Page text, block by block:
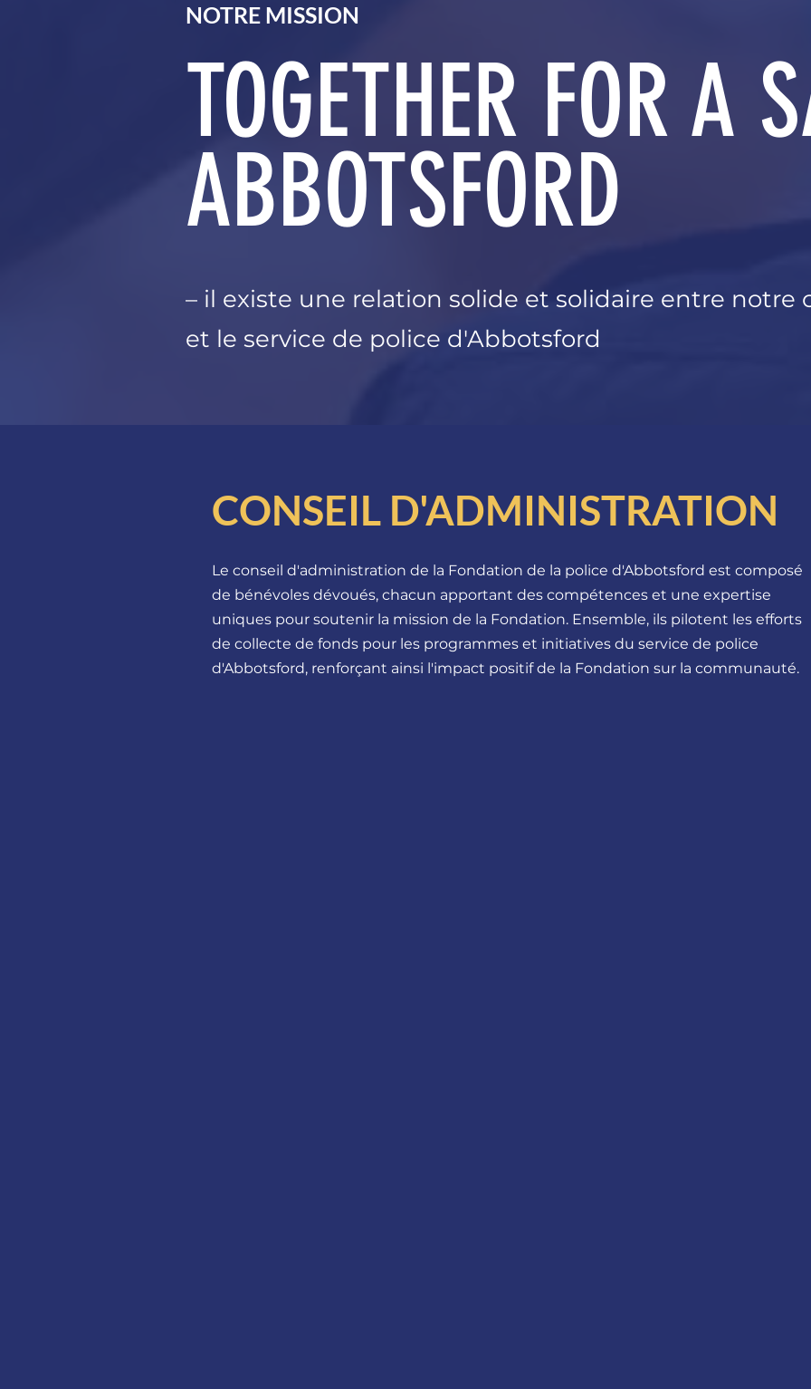
NOTRE MISSION
TOGETHER FOR A
ABBOTSFORD
– il existe une relation solide et solidaire entre
et le service de police d'Abbotsford
CONSEIL D'ADMINISTRATION
Le conseil d'administration de la Fondation de la police d'Abbotsford est composé
de bénévoles dévoués, chacun apportant des compétences et une expertise
uniques pour soutenir la mission de la Fondation. Ensemble, ils pilotent les efforts
de collecte de fonds pour les programmes et initiatives du service de police
d'Abbotsford, renforçant ainsi l'impact positif de la Fondation sur la communauté.